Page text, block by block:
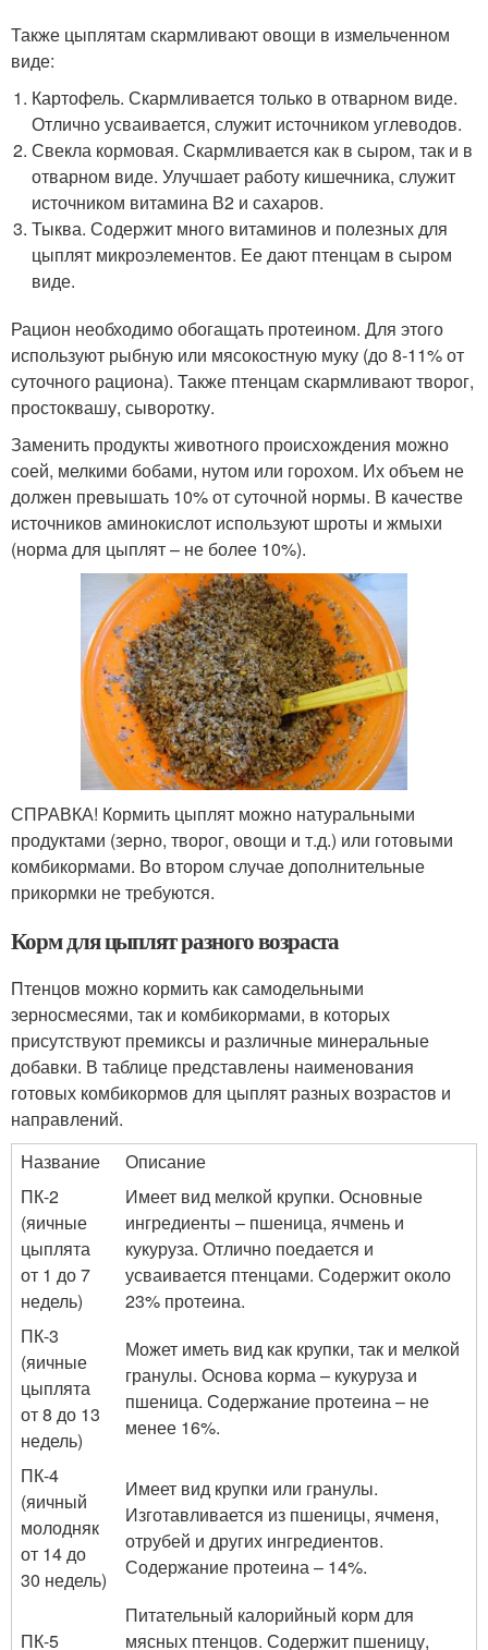
Также цыплятам скармливают овощи в измельченном
виде:
Картофель. Скармливается только в отварном виде.
Отлично усваивается, служит источником углеводов.
Свекла кормовая. Скармливается как в сыром, так и в
отварном виде. Улучшает работу кишечника, служит
источником витамина В2 и сахаров.
Тыква. Содержит много витаминов и полезных для
цыплят микроэлементов. Ее дают птенцам в сыром
виде.
Рацион необходимо обогащать протеином. Для этого
используют рыбную или мясокостную муку (до 8-11% от
суточного рациона). Также птенцам скармливают творог,
простоквашу, сыворотку.
Заменить продукты животного происхождения можно
соей, мелкими бобами, нутом или горохом. Их объем не
должен превышать 10% от суточной нормы. В качестве
источников аминокислот используют шроты и жмыхи
(норма для цыплят – не более 10%).
СПРАВКА! Кормить цыплят можно натуральными
продуктами (зерно, творог, овощи и т.д.) или готовыми
комбикормами. Во втором случае дополнительные
прикормки не требуются.
Корм для цыплят разного возраста
Птенцов можно кормить как самодельными
зерносмесями, так и комбикормами, в которых
присутствуют премиксы и различные минеральные
добавки. В таблице представлены наименования
готовых комбикормов для цыплят разных возрастов и
направлений.
Название
Описание
ПК-2
(яичные
цыплята
от 1 до 7
недель)
Имеет вид мелкой крупки. Основные
ингредиенты – пшеница, ячмень и
кукуруза. Отлично поедается и
усваивается птенцами. Содержит около
23% протеина.
ПК-3
(яичные
цыплята
от 8 до 13
недель)
Может иметь вид как крупки, так и мелкой
гранулы. Основа корма – кукуруза и
пшеница. Содержание протеина – не
менее 16%.
ПК-4
(яичный
молодняк
от 14 до
30 недель)
Имеет вид крупки или гранулы.
Изготавливается из пшеницы, ячменя,
отрубей и других ингредиентов.
Содержание протеина – 14%.
ПК-5
Питательный калорийный корм для
мясных птенцов. Содержит пшеницу,